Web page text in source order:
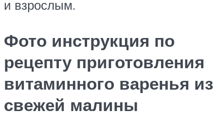
и взрослым.
Фото инструкция по
рецепту приготовления
витаминного варенья из
свежей малины